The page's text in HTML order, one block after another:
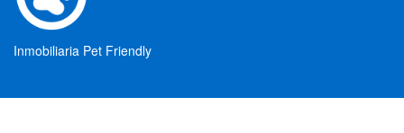
Inmobiliaria Pet Friendly